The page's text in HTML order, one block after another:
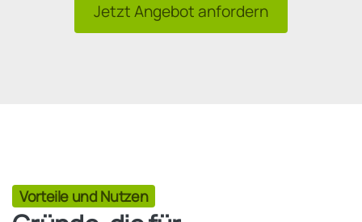
Jetzt Angebot anfordern
Vorteile und Nutzen